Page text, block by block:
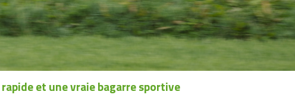
et une vraie bagarre sportive